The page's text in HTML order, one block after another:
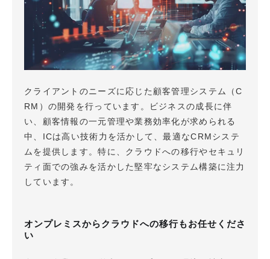
クライアントのニーズに応じた顧客管理システム（C
RM）の開発を行っています。ビジネスの成長に伴
い、顧客情報の一元管理や業務効率化が求められる
中、ICは高い技術力を活かして、最適なCRMシステ
ムを提供します。特に、クラウドへの移行やセキュリ
ティ面での強みを活かした堅牢なシステム構築に注力
しています。
オンプレミスからクラウドへの移行もお任せくださ
い